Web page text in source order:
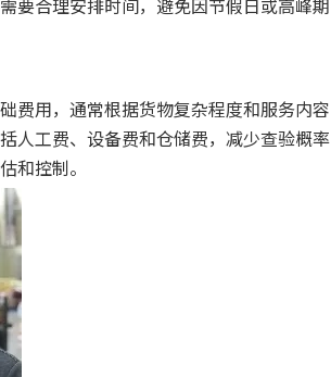
要合理安排时间，避免因节假日或高峰期
费用，通常根据货物复杂程度和服务内容
人工费、设备费和仓储费，减少查验概率
和控制。